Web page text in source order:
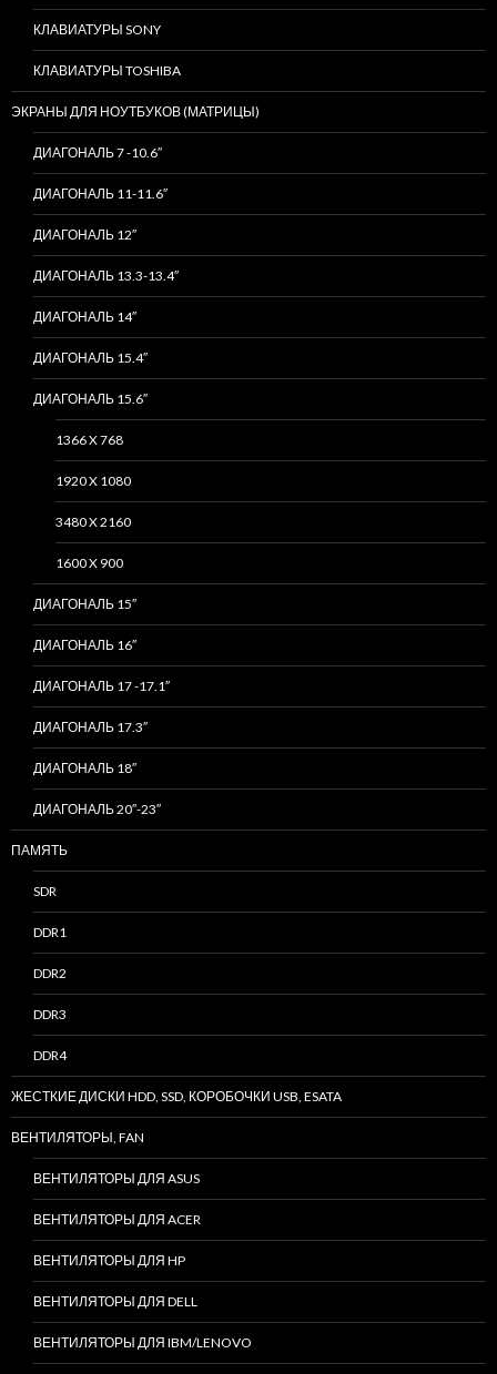
КЛАВИАТУРЫ SONY
КЛАВИАТУРЫ TOSHIBA
ЭКРАНЫ ДЛЯ НОУТБУКОВ (МАТРИЦЫ)
ДИАГОНАЛЬ 7 -10.6″
ДИАГОНАЛЬ 11-11.6″
ДИАГОНАЛЬ 12″
ДИАГОНАЛЬ 13.3-13.4″
ДИАГОНАЛЬ 14″
ДИАГОНАЛЬ 15.4″
ДИАГОНАЛЬ 15.6″
1366 X 768
1920 X 1080
3480 X 2160
1600 X 900
ДИАГОНАЛЬ 15″
ДИАГОНАЛЬ 16″
ДИАГОНАЛЬ 17 -17.1″
ДИАГОНАЛЬ 17.3″
ДИАГОНАЛЬ 18″
ДИАГОНАЛЬ 20″-23″
ПАМЯТЬ
SDR
DDR1
DDR2
DDR3
DDR4
ЖЕСТКИЕ ДИСКИ HDD, SSD, КОРОБОЧКИ USB, ESATA
ВЕНТИЛЯТОРЫ, FAN
ВЕНТИЛЯТОРЫ ДЛЯ ASUS
ВЕНТИЛЯТОРЫ ДЛЯ ACER
ВЕНТИЛЯТОРЫ ДЛЯ HP
ВЕНТИЛЯТОРЫ ДЛЯ DELL
ВЕНТИЛЯТОРЫ ДЛЯ IBM/LENOVO